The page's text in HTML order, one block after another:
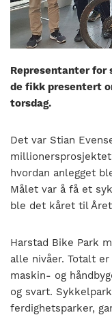
bli
en
folkesport.
Representanter for
de fikk presentert
torsdag.
Det var Stian
hvordan anlegget
Målet var å få et
ble det kåret til
Harstad Bike Park
alle nivåer. Totalt
maskin- og
og svart.
ferdighetsparker,